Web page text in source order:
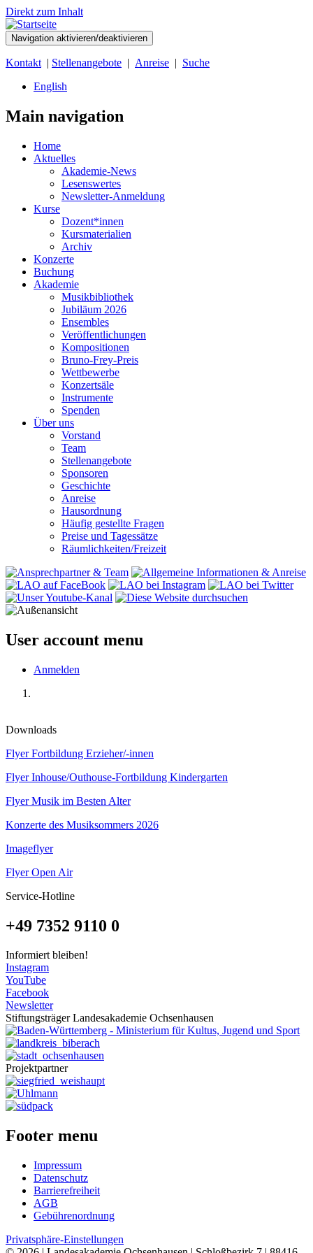
Direkt zum Inhalt
Navigation aktivieren/deaktivieren
Kontakt | Stellenangebote | Anreise | Suche
English
Main navigation
Home
Aktuelles
Akademie-News
Lesenswertes
Newsletter-Anmeldung
Kurse
Dozent*innen
Kursmaterialien
Archiv
Konzerte
Buchung
Akademie
Musikbibliothek
Jubiläum 2026
Ensembles
Veröffentlichungen
Kompositionen
Bruno-Frey-Preis
Wettbewerbe
Konzertsäle
Instrumente
Spenden
Über uns
Vorstand
Team
Stellenangebote
Sponsoren
Geschichte
Anreise
Hausordnung
Häufig gestellte Fragen
Preise und Tagessätze
Räumlichkeiten/Freizeit
User account menu
Anmelden
Downloads
Flyer Fortbildung Erzieher/-innen
Flyer Inhouse/Outhouse-Fortbildung Kindergarten
Flyer Musik im Besten Alter
Konzerte des Musiksommers 2026
Imageflyer
Flyer Open Air
Service-Hotline
+49 7352 9110 0
Informiert bleiben!
Instagram
YouTube
Facebook
Newsletter
Stiftungsträger Landesakademie Ochsenhausen
Projektpartner
Footer menu
Impressum
Datenschutz
Barrierefreiheit
AGB
Gebührenordnung
Privatsphäre-Einstellungen